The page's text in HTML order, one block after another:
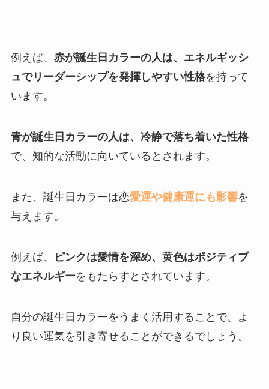
例えば、 赤が誕生日カラーの人は、エネルギッシ
ュでリーダーシップを発揮しやすい性格を持って
います。
青が誕生日カラーの人は、冷静で落ち着いた性格
で、知的な活動に向いているとされます。
また、誕生日カラーは恋愛運や健康運にも影響を
与えます。
例えば、
ピンクは愛情を深め、黄色はポジティブ
なエネルギーをもたらすとされています。
自分の誕生日カラーをうまく活用することで、よ
り良い運気を引き寄せることができるでしょう。